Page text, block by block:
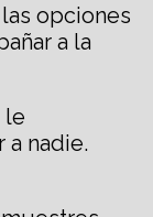
opciones
a la
le
nadie.